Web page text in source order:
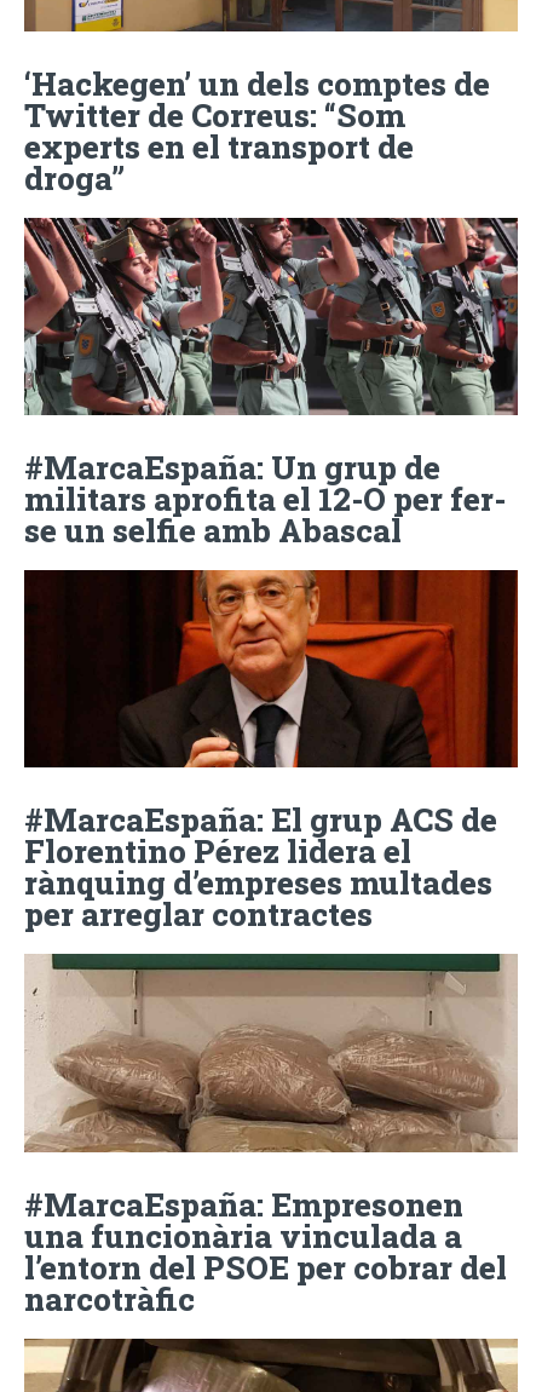
‘Hackegen’ un dels comptes de
Twitter de Correus: “Som
experts en el transport de
droga”
#MarcaEspaña: Un grup de
militars aprofita el 12-O per fer-
se un selfie amb Abascal
#MarcaEspaña: El grup ACS de
Florentino Pérez lidera el
rànquing d’empreses multades
per arreglar contractes
#MarcaEspaña: Empresonen
una funcionària vinculada a
l’entorn del PSOE per cobrar del
narcotràfic